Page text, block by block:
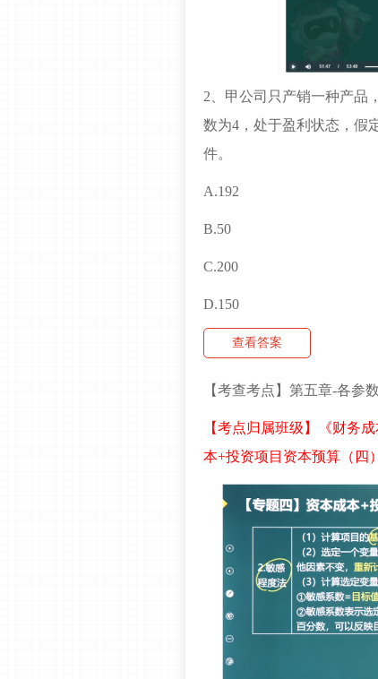
2、甲公司只产销一种产品
数为4，处于盈利状态，假
件。
A.192
B.50
C.200
D.150
查看答案
【考查考点】第五章-各参
【考点归属班级】《财务
本+投资项目资本预算（四）